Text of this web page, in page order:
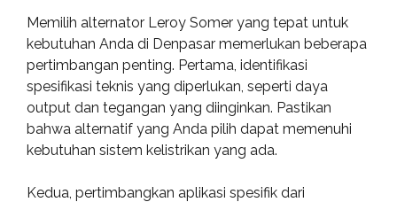
Memilih alternator Leroy Somer yang tepat untuk
kebutuhan Anda di Denpasar memerlukan beberapa
pertimbangan penting. Pertama, identifikasi
spesifikasi teknis yang diperlukan, seperti daya
output dan tegangan yang diinginkan. Pastikan
bahwa alternatif yang Anda pilih dapat memenuhi
kebutuhan sistem kelistrikan yang ada.
Kedua, pertimbangkan aplikasi spesifik dari